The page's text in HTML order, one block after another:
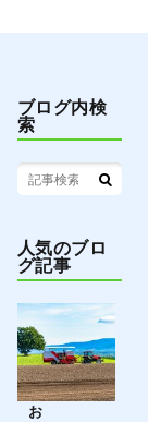
ブログ内検
索
人気のブロ
グ記事
お